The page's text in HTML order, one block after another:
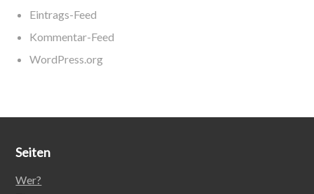
Eintrags-Feed
Kommentar-Feed
WordPress.org
Seiten
Wer?